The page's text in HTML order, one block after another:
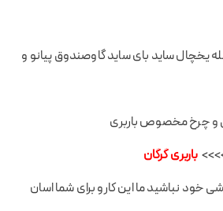
یخچال ساید بای ساید گاوصندوق پیانو و
و چرخ مخصوص باربری
باربری گرگان
خود نباشید ما این کارو برای شما اسان